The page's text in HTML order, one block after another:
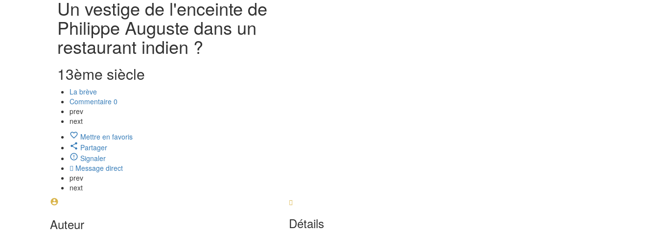
Un vestige de l'enceinte de
Philippe Auguste dans un
restaurant indien ?
13ème siècle
La brève
Commentaire 0
prev
next
Mettre en favoris
Partager
Signaler
Message direct
prev
next
Auteur Détails